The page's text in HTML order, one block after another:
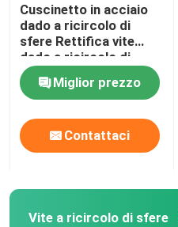
Cuscinetto in acciaio
dado a ricircolo di
sfere Rettifica vite
dado a ricircolo di
sfere da 4 mm
Miglior prezzo
Contattaci
Vite a ricircolo di sfere